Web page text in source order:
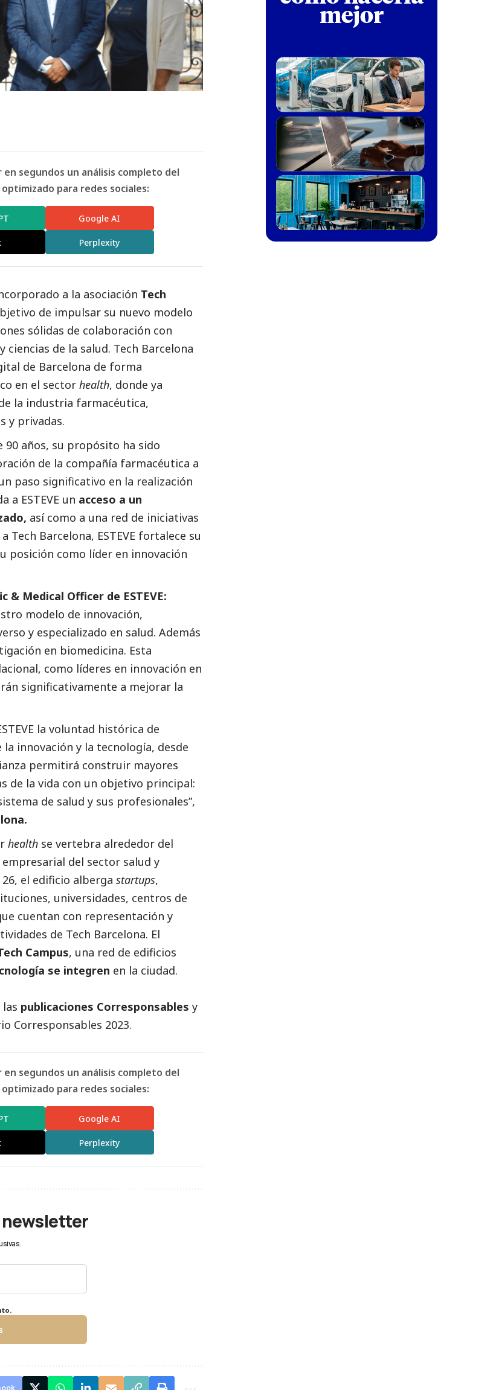
segundos un análisis completo del
para redes sociales:
Google AI
Perplexity
a la asociación Tech
de impulsar su nuevo modelo
sólidas de colaboración con
de la salud. Tech Barcelona
de Barcelona de forma
en el sector health, donde ya
la industria farmacéutica,
y privadas.
90 años, su propósito ha sido
de la compañía farmacéutica a
paso significativo en la realización
a ESTEVE un acceso a un
así como a una red de iniciativas
Barcelona, ESTEVE fortalece su
posición como líder en innovación
& Medical Officer de ESTEVE:
modelo de innovación,
y especializado en salud. Además
en biomedicina. Esta
como líderes en innovación en
significativamente a mejorar la
la voluntad histórica de
innovación y la tecnología, desde
permitirá construir mayores
de la vida con un objetivo principal:
de salud y sus profesionales”,
health se vertebra alrededor del
del sector salud y
el edificio alberga startups,
universidades, centros de
cuentan con representación y
de Tech Barcelona. El
Campus, una red de edificios
se integren en la ciudad.
publicaciones Corresponsables y
Corresponsables 2023.
segundos un análisis completo del
para redes sociales:
Google AI
Perplexity